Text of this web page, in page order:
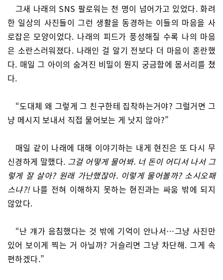
그새 나래의 SNS 팔로워는 천 명이 넘어가고 있었다. 화려
한 일상의 사진들이 그런 생활을 동경하는 이들의 마음을 사
로잡은 모양이었다. 나래의 피드가 풍성해질 수록 나의 마음
은 소란스러워졌다. 나래인 걸 알기 전보다 더 마음이 혼란했
다. 매일 그 아이의 숨겨진 비밀이 뭔지 궁금함에 몸서리를 쳤
다.
“도대체 왜 그렇게 그 친구한테 집착하는거야? 그럴거면 그
냥 메시지 보내서 직접 물어보는 게 낫지 않아?”
매일 같이 나래에 대해 이야기하는 내게 현진은 또 다시 무
신경하게 말했다. 그걸 어떻게 물어봐. 너 돈이 어디서 나서 그
렇게 잘 살아? 원래 가난했잖아. 이렇게 물어볼까? 소시오패
스냐?!나를 전혀 이해하지 못하는 현진과는 싸움 밖에 되지
않았다.
“난 걔가 음침했다는 것 밖에 기억이 안나서…그냥 사진만
있어 보이게 찍는 거 아닐까? 거슬리면 그냥 차단해. 그게 속
편하겠다.”